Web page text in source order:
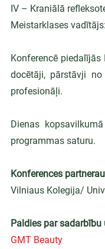
IV – Kraniālā
Meistarklases
Konferencē piedalījās
docētāji, pārstāvji
profesionāļi.
Dienas
programmas saturu.
Konferences
Vilniaus Kolegija/
Paldies par
GMT Beauty